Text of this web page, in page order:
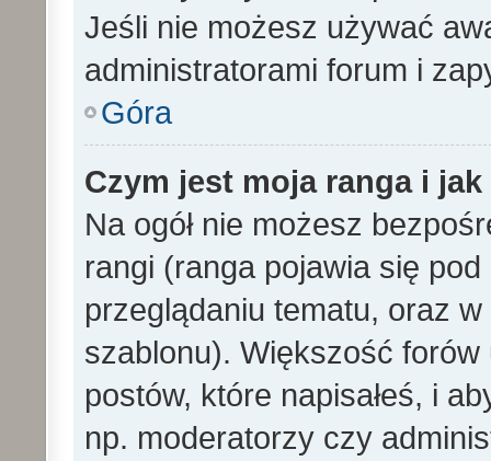
Jeśli nie możesz używać
administratorami forum i
Góra
Czym jest moja ranga i
Na ogół nie możesz
rangi (ranga pojawia się
przeglądaniu tematu, oraz
szablonu). Większość
postów, które napisałeś, i
np. moderatorzy czy